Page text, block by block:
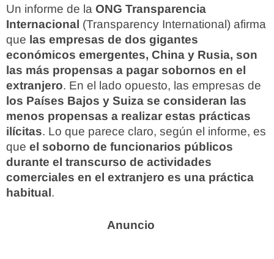
Un informe de la ONG Transparencia
Internacional (Transparency International) afirma
que las empresas de dos gigantes
económicos emergentes, China y Rusia, son
las más propensas a pagar sobornos en el
extranjero. En el lado opuesto, las empresas de
los Países Bajos y Suiza se consideran las
menos propensas a realizar estas prácticas
ilícitas. Lo que parece claro, según el informe, es
que el soborno de funcionarios públicos
durante el transcurso de actividades
comerciales en el extranjero es una práctica
habitual.